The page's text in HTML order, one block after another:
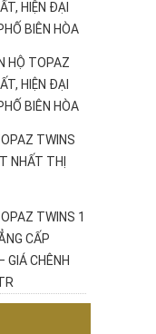
HIỆN ĐẠI
BIÊN HÒA
HỘ TOPAZ
HIỆN ĐẠI
BIÊN HÒA
TWINS
NHẤT THỊ
TWINS 1
CẤP
GIÁ CHÊNH